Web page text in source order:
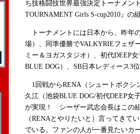
ち技格闘技世界最強決定トーナメン
TOURNAMENT Girls S-cup2010』の
トーナメントには日本から、昨年
場）、同準優勝でVALKYRIEフェザ
ミー＆ヨガスタジオ）、初代DEEP
BLUE DOG）、SB日本レディース3
1回戦からRENA（シュートボクシ
久江（池袋BLUE DOG/初代DEEP女
が実現！ シーザー武志会長はこの
（RENAとやりたいと）言ってきて
でいる。ファンの人が一番見たいカ